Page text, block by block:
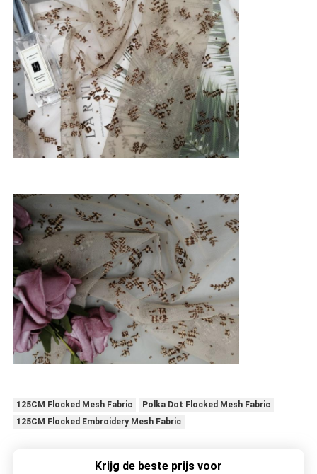
125CM Flocked Mesh Fabric
Polka Dot Flocked Mesh Fabric
125CM Flocked Embroidery Mesh Fabric
Krijg de beste prijs voor